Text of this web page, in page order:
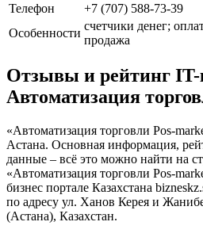
Телефон
+7 (707) 588-73-39
Особенности
счетчики денег;
продажа
Отзывы и рейтинг
Автоматизация
«Автоматизация торговли Pos-
Астана. Основная информация,
данные – всё это можно найти на
«Автоматизация торговли Pos-
бизнес портале Казахстана
по адресу ул. Ханов Керея и
(Астана), Казахстан.